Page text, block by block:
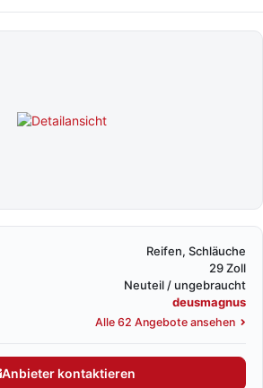
Reifen, Schläuche
29 Zoll
Neuteil / ungebraucht
deusmagnus
Alle 62 Angebote ansehen
Anbieter kontaktieren